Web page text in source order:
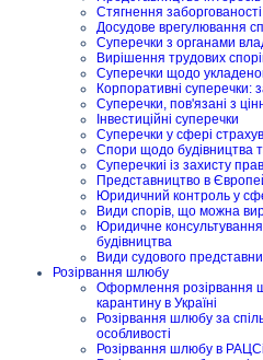
Стягнення заборгованості
Досудове врегулювання
Суперечки з органами
Вирішення трудових
Суперечки щодо
Корпоративні суперечки:
Суперечки, пов'язані з
Інвестиційні суперечки
Суперечки у сфері
Спори щодо будівництва
Суперечкиі із захисту
Представництво в
Юридичний контроль у
Види спорів, що можна
Юридичне
будівництва
Види судового
Розірвання шлюбу
Оформлення розірвання
карантину в Україні
Розірвання шлюбу за
особливості
Розірвання шлюбу в РАЦСі